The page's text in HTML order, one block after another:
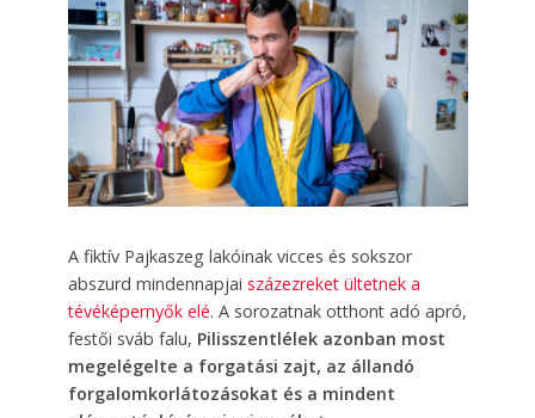
A fiktív Pajkaszeg lakóinak vicces és sokszor
abszurd mindennapjai százezreket ültetnek a
tévéképernyők elé. A sorozatnak otthont adó apró,
festői sváb falu, Pilisszentlélek azonban most
megelégelte a forgatási zajt, az állandó
forgalomkorlátozásokat és a mindent